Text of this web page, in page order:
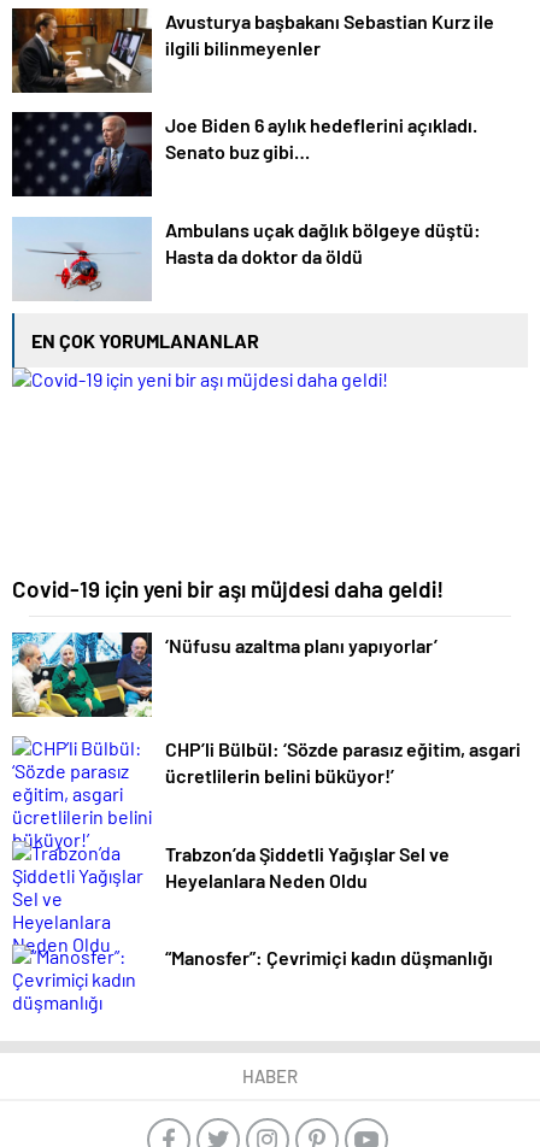
Avusturya başbakanı Sebastian Kurz ile
ilgili bilinmeyenler
Joe Biden 6 aylık hedeflerini açıkladı.
Senato buz gibi…
Ambulans uçak dağlık bölgeye düştü:
Hasta da doktor da öldü
EN ÇOK YORUMLANANLAR
Covid-19 için yeni bir aşı müjdesi daha geldi!
‘Nüfusu azaltma planı yapıyorlar’
CHP’li Bülbül: ‘Sözde parasız eğitim, asgari
ücretlilerin belini büküyor!’
Trabzon’da Şiddetli Yağışlar Sel ve
Heyelanlara Neden Oldu
“Manosfer”: Çevrimiçi kadın düşmanlığı
HABER